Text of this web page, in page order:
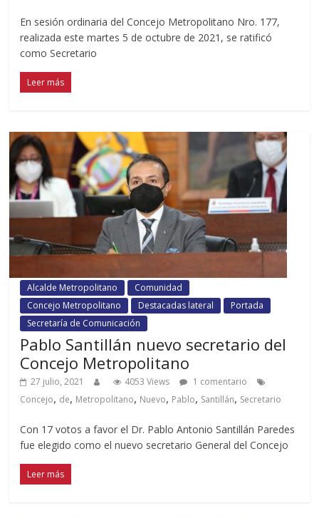
En sesión ordinaria del Concejo Metropolitano Nro. 177,
realizada este martes 5 de octubre de 2021, se ratificó
como Secretario
Leer más
Alcalde Metropolitano
Comunidad
Concejo Metropolitano
Destacadas lateral
Portada
Secretaría de Comunicación
Pablo Santillán nuevo secretario del
Concejo Metropolitano
27 julio, 2021 4053 Views
1 comentario
Concejo, de, Metropolitano, Nuevo, Pablo, Santillán, Secretario
Con 17 votos a favor el Dr. Pablo Antonio Santillán Paredes
fue elegido como el nuevo secretario General del Concejo
Leer más